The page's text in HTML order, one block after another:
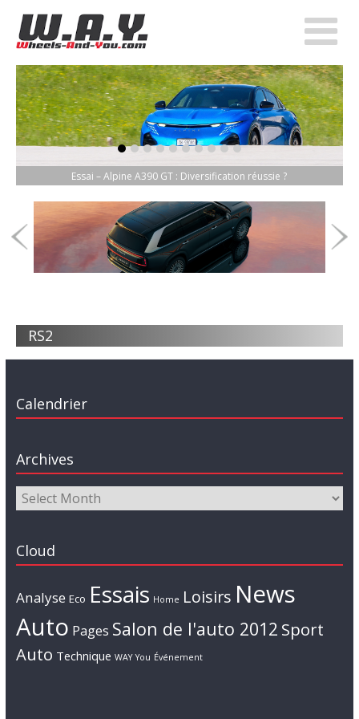
Essai – Alpine A390 GT : Diversification réussie ?
item-0
item-1
item-2
item-3
item-4
item-5
item-6
item-7
item-8
item-9
RS2
Calendrier
Archives
Cloud
Analyse Eco Essais Home Loisirs News
Auto Pages Salon de l'auto 2012 Sport
Auto Technique WAY You Événement